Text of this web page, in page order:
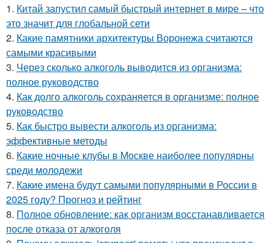
1. Китай запустил самый быстрый интернет в мире – что
это значит для глобальной сети
2. Какие памятники архитектуры Воронежа считаются
самыми красивыми
3. Через сколько алкоголь выводится из организма:
полное руководство
4. Как долго алкоголь сохраняется в организме: полное
руководство
5. Как быстро вывести алкоголь из организма:
эффективные методы
6. Какие ночные клубы в Москве наиболее популярны
среди молодежи
7. Какие имена будут самыми популярными в России в
2025 году? Прогноз и рейтинг
8. Полное обновление: как организм восстанавливается
после отказа от алкоголя